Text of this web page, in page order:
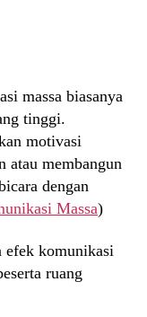
massa biasanya
tinggi.
motivasi
atau membangun
dengan
Massa)
efek komunikasi
ruang